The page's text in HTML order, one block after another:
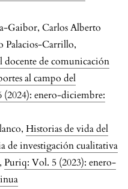
Gaibor, Carlos Alberto
Palacios-Carrillo,
docente de comunicación
al campo del
enero-diciembre:
Historias de vida del
de investigación cualitativa
, Puriq: Vol. 5 (2023): enero-